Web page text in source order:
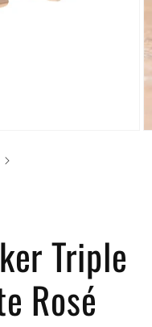
Triple
Rosé